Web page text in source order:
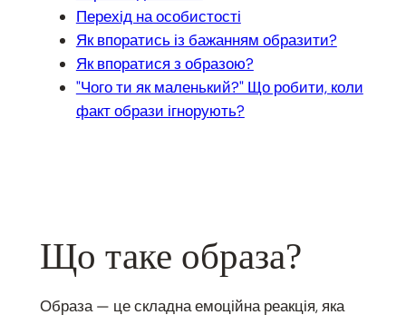
Перехід на особистості
Як впоратись із бажанням образити?
Як впоратися з образою?
"Чого ти як маленький?" Що робити, коли
факт образи ігнорують?
Що таке образа?
Образа — це складна емоційна реакція, яка